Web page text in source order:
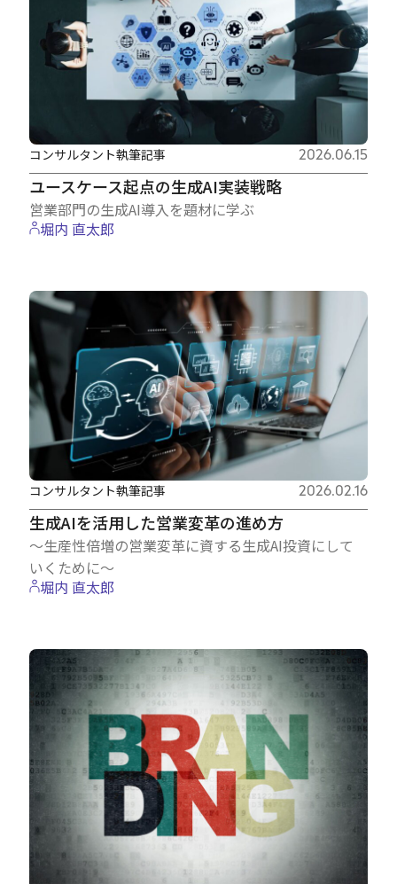
ユースケース起点の生成AI実装戦略
営業部門の生成AI導入を題材に学ぶ
コンサルタント執筆記事 2026.06.15
堀内 直太郎
生成AIを活用した営業変革の進め方
～生産性倍増の営業変革に資する生成AI投資にして
いくために～
コンサルタント執筆記事 2026.02.16
堀内 直太郎